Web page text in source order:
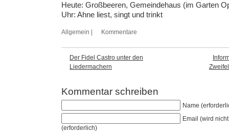
Heute: Großbeeren, Gemeindehaus (im Garten
Uhr: Ahne liest, singt und trinkt
Allgemein Kommentare
Der Fidel Castro unter den
Liedermachern
Kommentar schreiben
Name
Email (wird
(erforderlich)